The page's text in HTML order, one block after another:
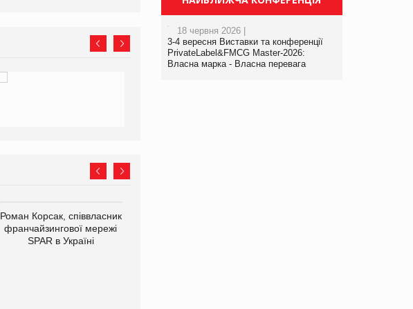
Роман Корсак, співвласник
франчайзингової мережі
SPAR в Україні
18 червня 2026 |
3-4 вересня Виставки та конференції
PrivateLabel&FMCG Master-2026:
Власна марка - Власна перевага